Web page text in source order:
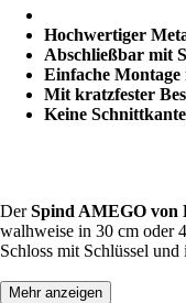
Hochwertiger
Abschließbar mit
Einfache
Mit kratzfester
Keine
DerSpind AMEGO von
walhweise in 30 cm oder
Schloss mit Schlüssel
Mehr anzeigen